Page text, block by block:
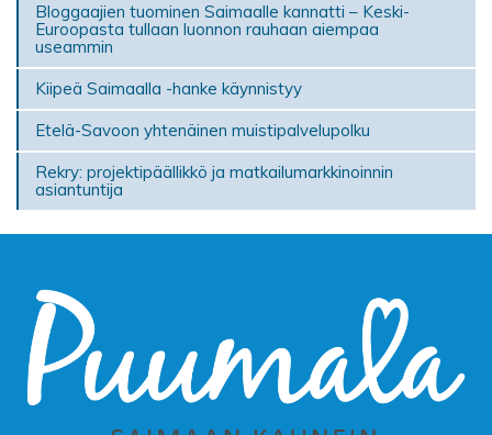
Bloggaajien tuominen Saimaalle kannatti – Keski-
Euroopasta tullaan luonnon rauhaan aiempaa
useammin
Kiipeä Saimaalla -hanke käynnistyy
Etelä-Savoon yhtenäinen muistipalvelupolku
Rekry: projektipäällikkö ja matkailumarkkinoinnin
asiantuntija